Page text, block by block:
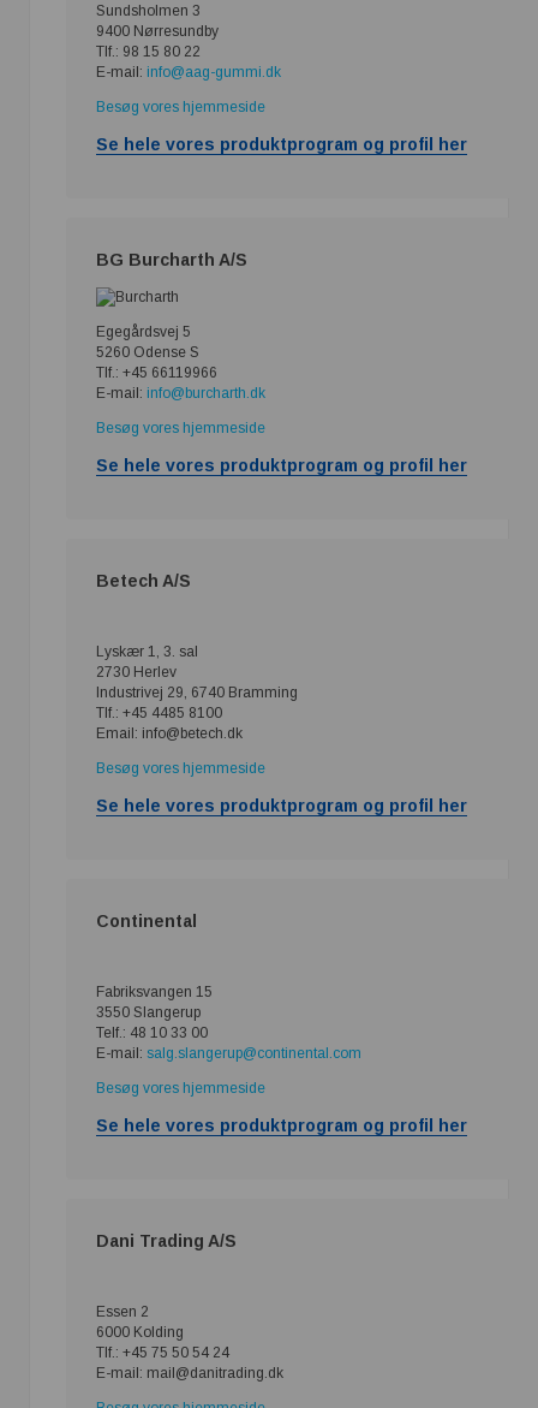
Sundsholmen 3
9400 Nørresundby
Tlf.: 98 15 80 22
E-mail: info@aag-gummi.dk
Besøg vores hjemmeside
Se hele vores produktprogram og profil her
BG Burcharth A/S
Egegårdsvej 5
5260 Odense S
Tlf.: +45 66119966
E-mail: info@burcharth.dk
Besøg vores hjemmeside
Se hele vores produktprogram og profil her
Betech A/S
Lyskær 1, 3. sal
2730 Herlev
Industrivej 29, 6740 Bramming
Tlf.: +45 4485 8100
Email: info@betech.dk
Besøg vores hjemmeside
Se hele vores produktprogram og profil her
Continental
Fabriksvangen 15
3550 Slangerup
Telf.: 48 10 33 00
E-mail: salg.slangerup@continental.com
Besøg vores hjemmeside
Se hele vores produktprogram og profil her
Dani Trading A/S
Essen 2
6000 Kolding
Tlf.: +45 75 50 54 24
E-mail: mail@danitrading.dk